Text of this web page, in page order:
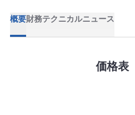
概要財務テクニカルニュース
価格表